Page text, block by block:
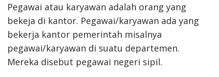
Pegawai atau karyawan adalah orang yang
bekeja di kantor. Pegawai/karyawan ada yang
bekerja kantor pemerintah misalnya
pegawai/karyawan di suatu departemen.
Mereka disebut pegawai negeri sipil.